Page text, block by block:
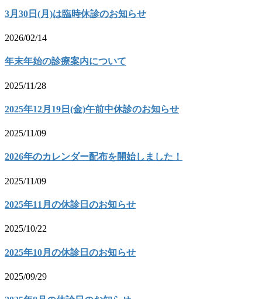
3月30日(月)は臨時休診のお知らせ
2026/02/14
年末年始の診療案内について
2025/11/28
2025年12月19日(金)午前中休診のお知らせ
2025/11/09
2026年のカレンダー配布を開始しました！
2025/11/09
2025年11月の休診日のお知らせ
2025/10/22
2025年10月の休診日のお知らせ
2025/09/29